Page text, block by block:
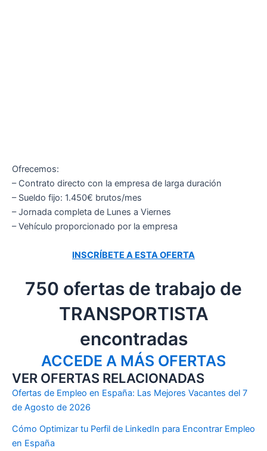
Ofrecemos:
– Contrato directo con la empresa de larga duración
– Sueldo fijo: 1.450€ brutos/mes
– Jornada completa de Lunes a Viernes
– Vehículo proporcionado por la empresa
INSCRÍBETE A ESTA OFERTA
750 ofertas de trabajo de
TRANSPORTISTA
encontradas
ACCEDE A MÁS OFERTAS
VER OFERTAS RELACIONADAS
Ofertas de Empleo en España: Las Mejores Vacantes del 7
de Agosto de 2026
Cómo Optimizar tu Perfil de LinkedIn para Encontrar Empleo
en España